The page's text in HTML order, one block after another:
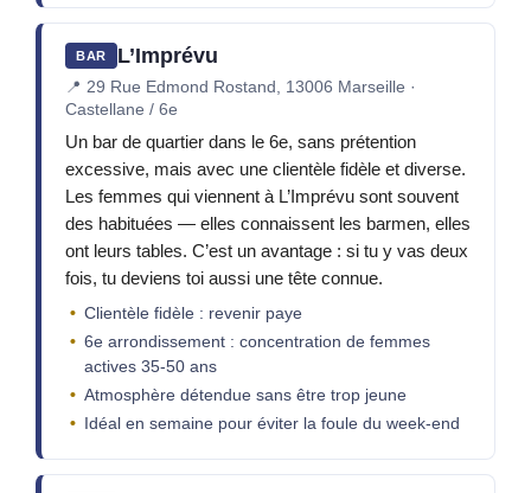
BAR L’Imprévu
📍 29 Rue Edmond Rostand, 13006 Marseille ·
Castellane / 6e
Un bar de quartier dans le 6e, sans prétention
excessive, mais avec une clientèle fidèle et diverse.
Les femmes qui viennent à L’Imprévu sont souvent
des habituées — elles connaissent les barmen, elles
ont leurs tables. C’est un avantage : si tu y vas deux
fois, tu deviens toi aussi une tête connue.
Clientèle fidèle : revenir paye
6e arrondissement : concentration de femmes
actives 35-50 ans
Atmosphère détendue sans être trop jeune
Idéal en semaine pour éviter la foule du week-end